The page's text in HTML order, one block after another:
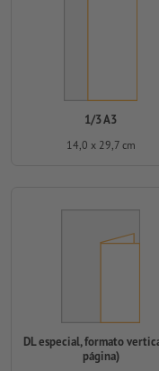
1/3 A3
14,0 x 29,7 cm
DL especial, formato
página)